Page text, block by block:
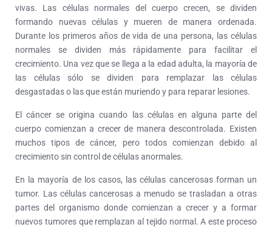
vivas. Las células normales del cuerpo crecen, se dividen
formando nuevas células y mueren de manera ordenada.
Durante los primeros años de vida de una persona, las células
normales se dividen más rápidamente para facilitar el
crecimiento. Una vez que se llega a la edad adulta, la mayoría de
las células sólo se dividen para remplazar las células
desgastadas o las que están muriendo y para reparar lesiones.
El cáncer se origina cuando las células en alguna parte del
cuerpo comienzan a crecer de manera descontrolada. Existen
muchos tipos de cáncer, pero todos comienzan debido al
crecimiento sin control de células anormales.
En la mayoría de los casos, las células cancerosas forman un
tumor. Las células cancerosas a menudo se trasladan a otras
partes del organismo donde comienzan a crecer y a formar
nuevos tumores que remplazan al tejido normal. A este proceso